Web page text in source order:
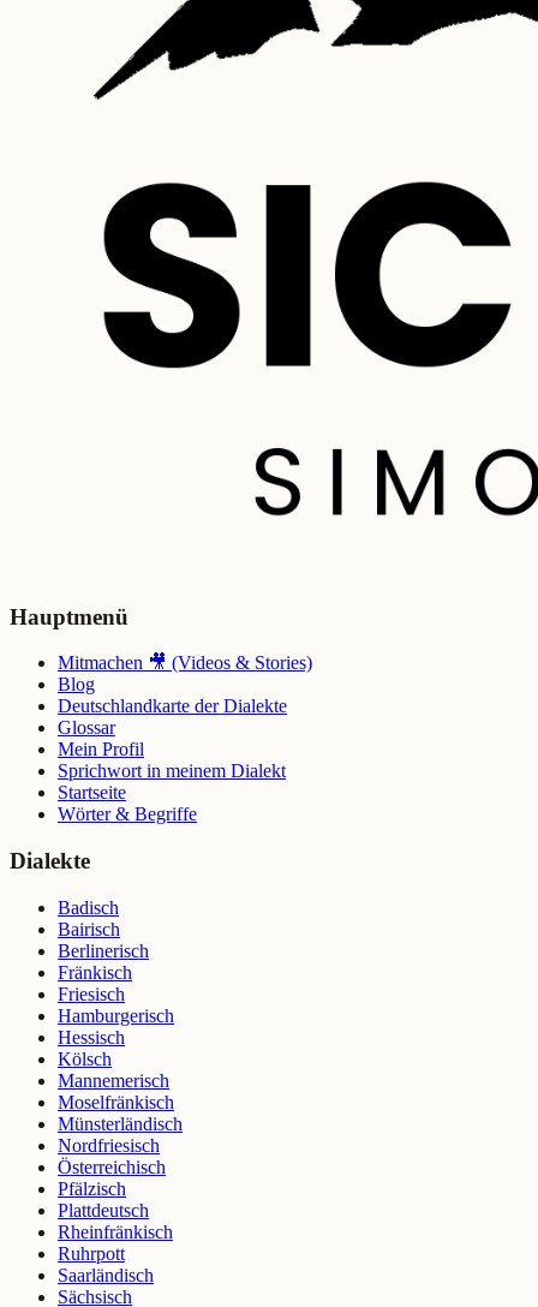
Hauptmenü
Mitmachen 🎥 (Videos & Stories)
Blog
Deutschlandkarte der Dialekte
Glossar
Mein Profil
Sprichwort in meinem Dialekt
Startseite
Wörter & Begriffe
Dialekte
Badisch
Bairisch
Berlinerisch
Fränkisch
Friesisch
Hamburgerisch
Hessisch
Kölsch
Mannemerisch
Moselfränkisch
Münsterländisch
Nordfriesisch
Österreichisch
Pfälzisch
Plattdeutsch
Rheinfränkisch
Ruhrpott
Saarländisch
Sächsisch